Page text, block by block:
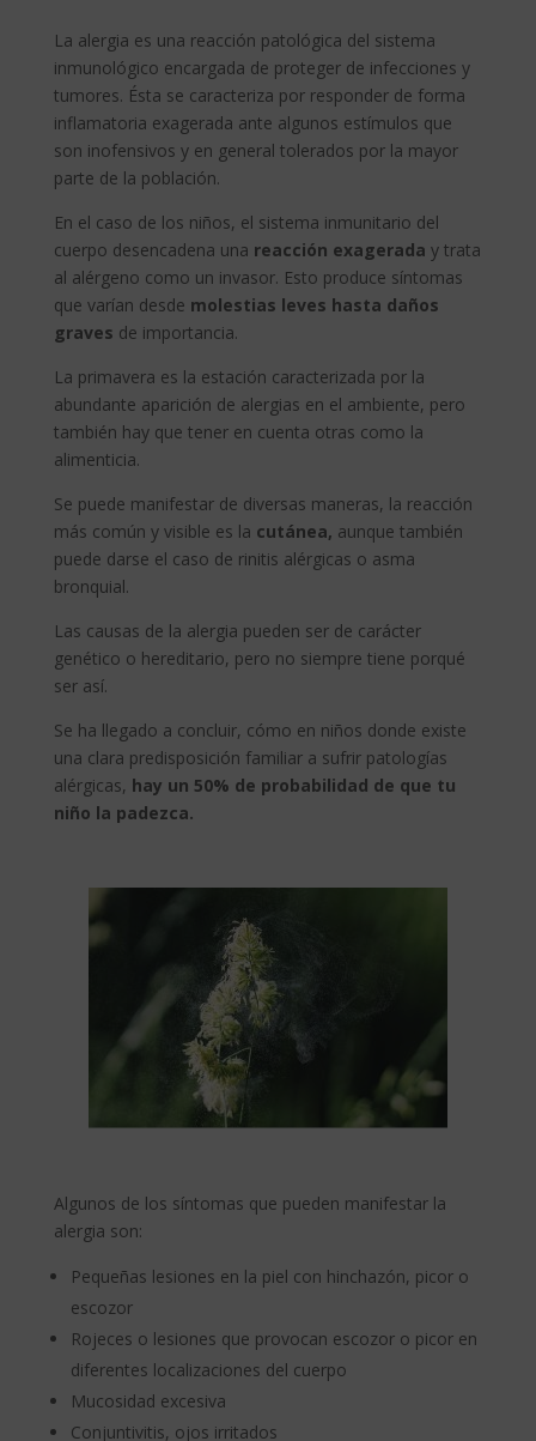
La alergia es una reacción patológica del sistema
inmunológico encargada de proteger de infecciones y
tumores. Ésta se caracteriza por responder de forma
inflamatoria exagerada ante algunos estímulos que
son inofensivos y en general tolerados por la mayor
parte de la población.
En el caso de los niños, el sistema inmunitario del
cuerpo desencadena una reacción exagerada y trata
al alérgeno como un invasor. Esto produce síntomas
que varían desde molestias leves hasta daños
graves de importancia.
La primavera es la estación caracterizada por la
abundante aparición de alergias en el ambiente, pero
también hay que tener en cuenta otras como la
alimenticia.
Se puede manifestar de diversas maneras, la reacción
más común y visible es la cutánea, aunque también
puede darse el caso de rinitis alérgicas o asma
bronquial.
Las causas de la alergia pueden ser de carácter
genético o hereditario, pero no siempre tiene porqué
ser así.
Se ha llegado a concluir, cómo en niños donde existe
una clara predisposición familiar a sufrir patologías
alérgicas, hay un 50% de probabilidad de que tu
niño la padezca.
Algunos de los síntomas que pueden manifestar la
alergia son:
Pequeñas lesiones en la piel con hinchazón, picor o
escozor
Rojeces o lesiones que provocan escozor o picor en
diferentes localizaciones del cuerpo
Mucosidad excesiva
Conjuntivitis, ojos irritados